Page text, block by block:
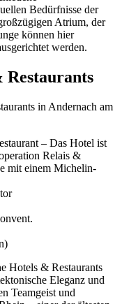
Bedürfnisse der
Atrium, der
können hier
werden.
Restaurants
in Andernach am
– Das Hotel ist
Relais &
mit einem Michelin-
Hotels & Restaurants
Eleganz und
Teamgeist und